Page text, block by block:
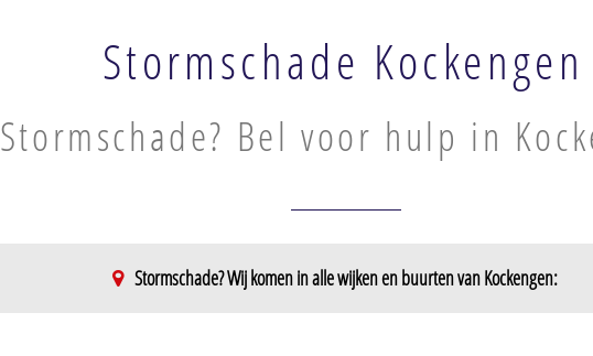
Stormschade Kockengen
Stormschade? Bel voor hulp in
Stormschade? Wij komen in alle wijken en buurten van Kockengen: